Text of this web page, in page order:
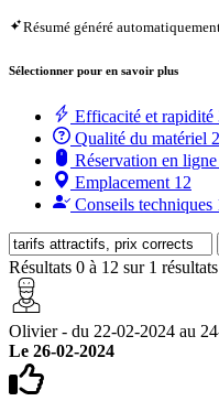
Résumé généré
Sélectionner pour en savoir plus
Efficacité et rapidité
Qualité du matériel
Réservation en ligne
Emplacement 12
Conseils techniques
Résultats 0 à 12 sur 1 résultats
Olivier - du 22-02-2024 au
Le 26-02-2024